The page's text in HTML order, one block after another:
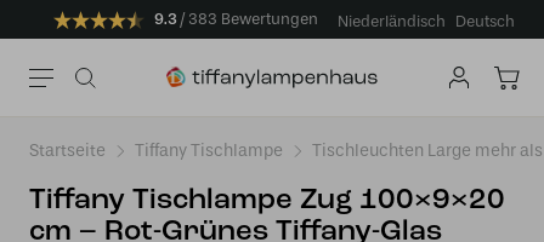
9.3 383 Bewertungen Niederländisch Deutsch
Startseite Tiffany Tischlampe Tischleuchten Large mehr
Tiffany Tischlampe Zug 100×9×20
cm – Rot-Grünes Tiffany-Glas